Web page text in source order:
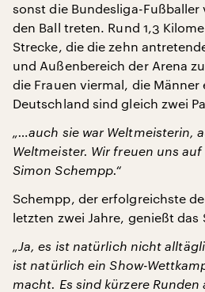
sonst die Bundesliga-Fußballer
den Ball treten. Rund 1,3
Strecke, die die zehn
und Außenbereich der Arena
die Frauen viermal, die Männer
Deutschland sind gleich zwei
„…auch sie war Weltmeisterin,
Weltmeister. Wir freuen uns
Simon Schempp.“
Schempp, der erfolgreichste
letzten zwei Jahre, genießt das
„Ja, es ist natürlich nicht
ist natürlich ein Show-
macht. Es sind kürzere